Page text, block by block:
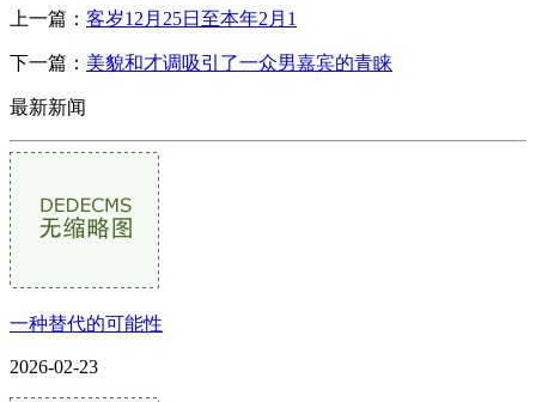
上一篇： 客岁12月25日至本年2月1
下一篇： 美貌和才调吸引了一众男嘉宾的青睐
最新新闻
一种替代的可能性
2026-02-23